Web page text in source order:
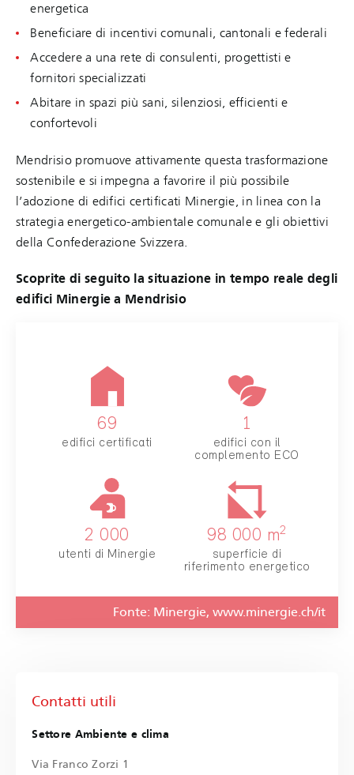
energetica
Beneficiare di incentivi comunali, cantonali e federali
Accedere a una rete di consulenti, progettisti e
fornitori specializzati
Abitare in spazi più sani, silenziosi, efficienti e
confortevoli
Mendrisio promuove attivamente questa trasformazione
sostenibile e si impegna a favorire il più possibile
l’adozione di edifici certificati Minergie, in linea con la
strategia energetico-ambientale comunale e gli obiettivi
della Confederazione Svizzera.
Scoprite di seguito la situazione in tempo reale degli
edifici Minergie a Mendrisio
Fonte: Minergie, www.minergie.ch/it
Contatti utili
Settore Ambiente e clima
Via Franco Zorzi 1